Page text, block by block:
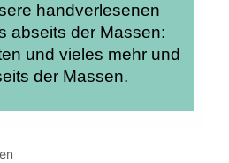
handverlesenen
abseits der Massen:
und vieles mehr und
der Massen.